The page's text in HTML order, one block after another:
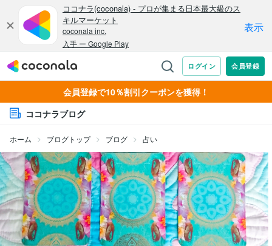
会員登録で10％割引クーポンを獲得！
ココナラブログ
ホーム ブログトップ ブログ 占い